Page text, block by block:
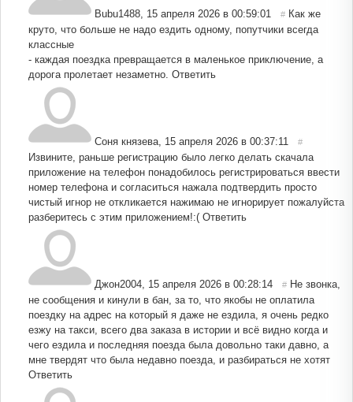
Bubu1488 15 апреля 2026 в 00:59:01 # Как же
круто, что больше не надо ездить одному, попутчики всегда
классные
- каждая поездка превращается в маленькое приключение, а
дорога пролетает незаметно. Ответить
Соня князева 15 апреля 2026 в 00:37:11 #
Извините, раньше регистрацию было легко делать скачала
приложение на телефон понадобилось регистрироваться ввести
номер телефона и согласиться нажала подтвердить просто
чистый игнор не откликается нажимаю не игнорирует пожалуйста
разберитесь с этим приложением!:( Ответить
Джон2004 15 апреля 2026 в 00:28:14 # Не звонка,
не сообщения и кинули в бан, за то, что якобы не оплатила
поездку на адрес на который я даже не ездила, я очень редко
езжу на такси, всего два заказа в истории и всё видно когда и
чего ездила и последняя поезда была довольно таки давно, а
мне твердят что была недавно поезда, и разбираться не хотят
Ответить